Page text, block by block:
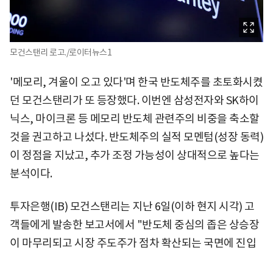
모건스탠리 로고./로이터뉴스1
'메모리, 겨울이 오고 있다'며 한국 반도체주를 초토화시켰
던 모건스탠리가 또 등장했다. 이번엔 삼성전자와 SK하이
닉스, 마이크론 등 메모리 반도체 관련주의 비중을 축소할
것을 권고하고 나섰다. 반도체주의 실적 모멘텀(성장 동력)
이 정점을 지났고, 추가 조정 가능성이 상대적으로 높다는
분석이다.
투자은행(IB) 모건스탠리는 지난 6일(이하 현지 시각) 고
객들에게 발송한 보고서에서 "반도체 중심의 좁은 상승장
이 마무리되고 시장 주도주가 점차 확산되는 국면에 진입